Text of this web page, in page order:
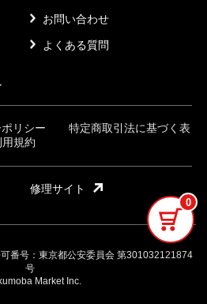
0
お問い合わせ
よくある質問
リシー
特定商取引法に基づく表
用規約
修理サイト
番号：東京都公安委員会 第301032121874
号
Market Inc.